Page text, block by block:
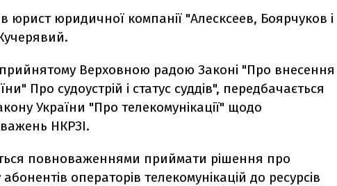
юрист юридичної компанії "Алесксеев, Боярчуков і
Верховною радою Законі "Про внесення
Про судоустрій і статус суддів", передбачається
України "Про телекомунікації" щодо
НКРЗІ.
повноваженнями приймати рішення про
операторів телекомунікацій до ресурсів